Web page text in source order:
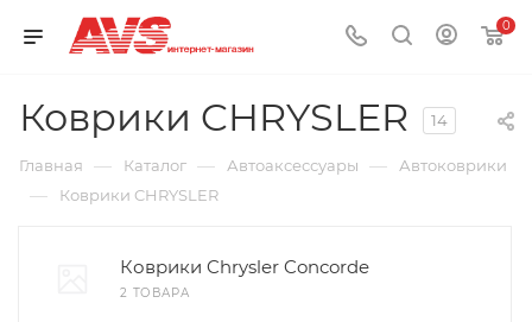
0
Коврики CHRYSLER 14
Главная — Каталог — Автоаксессуары — Автоковрики
— Коврики CHRYSLER
Коврики Chrysler Concorde
2 ТОВАРА